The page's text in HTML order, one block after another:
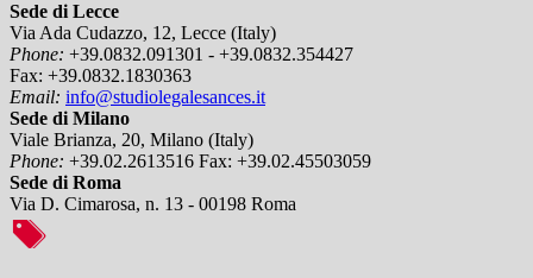
Sede di Lecce
Via Ada Cudazzo, 12, Lecce (Italy)
Phone: +39.0832.091301 - +39.0832.354427
Fax: +39.0832.1830363
Email: info@studiolegalesances.it
Sede di Milano
Viale Brianza, 20, Milano (Italy)
Phone: +39.02.2613516 Fax: +39.02.45503059
Sede di Roma
Via D. Cimarosa, n. 13 - 00198 Roma